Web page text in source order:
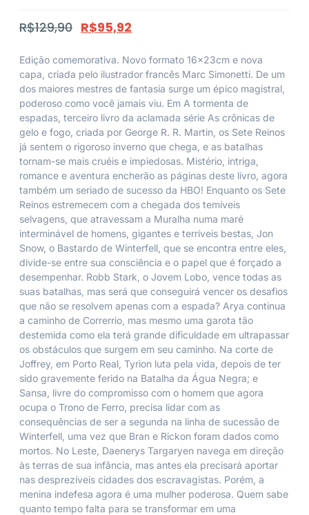
R$129,90 R$95,92
Edição comemorativa. Novo formato 16x23cm e nova
capa, criada pelo ilustrador francês Marc Simonetti. De um
dos maiores mestres de fantasia surge um épico magistral,
poderoso como você jamais viu. Em A tormenta de
espadas, terceiro livro da aclamada série As crônicas de
gelo e fogo, criada por George R. R. Martin, os Sete Reinos
já sentem o rigoroso inverno que chega, e as batalhas
tornam-se mais cruéis e impiedosas. Mistério, intriga,
romance e aventura encherão as páginas deste livro, agora
também um seriado de sucesso da HBO! Enquanto os Sete
Reinos estremecem com a chegada dos temíveis
selvagens, que atravessam a Muralha numa maré
interminável de homens, gigantes e terríveis bestas, Jon
Snow, o Bastardo de Winterfell, que se encontra entre eles,
divide-se entre sua consciência e o papel que é forçado a
desempenhar. Robb Stark, o Jovem Lobo, vence todas as
suas batalhas, mas será que conseguirá vencer os desafios
que não se resolvem apenas com a espada? Arya continua
a caminho de Correrrio, mas mesmo uma garota tão
destemida como ela terá grande dificuldade em ultrapassar
os obstáculos que surgem em seu caminho. Na corte de
Joffrey, em Porto Real, Tyrion luta pela vida, depois de ter
sido gravemente ferido na Batalha da Água Negra; e
Sansa, livre do compromisso com o homem que agora
ocupa o Trono de Ferro, precisa lidar com as
consequências de ser a segunda na linha de sucessão de
Winterfell, uma vez que Bran e Rickon foram dados como
mortos. No Leste, Daenerys Targaryen navega em direção
às terras de sua infância, mas antes ela precisará aportar
nas desprezíveis cidades dos escravagistas. Porém, a
menina indefesa agora é uma mulher poderosa. Quem sabe
quanto tempo falta para se transformar em uma